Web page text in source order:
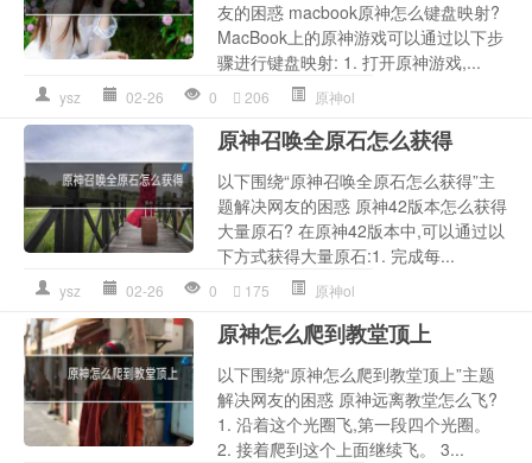
友的困惑 macbook原神怎么键盘映射?
MacBook上的原神游戏可以通过以下步
骤进行键盘映射: 1. 打开原神游戏,...
ysz 02-26 0 206 原神ol
原神召唤全原石怎么获得
以下围绕“原神召唤全原石怎么获得”主
题解决网友的困惑 原神42版本怎么获得
大量原石? 在原神42版本中,可以通过以
下方式获得大量原石:1. 完成每...
ysz 02-26 0 175 原神ol
原神怎么爬到教堂顶上
以下围绕“原神怎么爬到教堂顶上”主题
解决网友的困惑 原神远离教堂怎么飞?
1. 沿着这个光圈飞,第一段四个光圈。
2. 接着爬到这个上面继续飞。 3...